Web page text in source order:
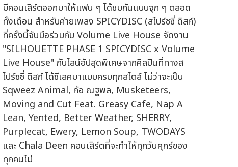
มีคอนเสิร์ตออกมาให้แฟน ๆ ได้ชมกันแบบจุก ๆ ตลอด
ทั้งเดือน สำหรับค่ายเพลง SPICYDISC (สไปร์ซซี่ ดิสก์)
ที่ครั้งนี้จับมือร่วมกับ Volume Live House จัดงาน
"SILHOUETTE PHASE 1 SPICYDISC x Volume
Live House" กับไลน์อัปสุดพิเศษจากศิลปินที่ทางส
ไปร์ซซี่ ดิสก์ ได้ซีเลคมาแบบครบทุกสไตล์ ไม่ว่าจะเป็น
Sqweez Animal, ก้อ ณฐพล, Musketeers,
Moving and Cut Feat. Greasy Cafe, Nap A
Lean, Yented, Better Weather, SHERRY,
Purplecat, Ewery, Lemon Soup, TWODAYS
และ Chala Deen คอนเสิร์ตที่จะทำให้ทุกวันศุกร์ของ
ทุกคนไม่